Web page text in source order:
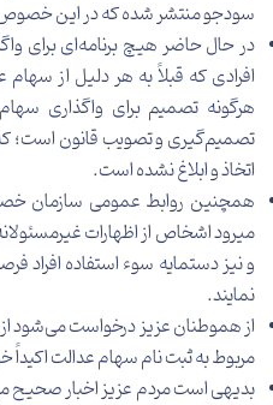
سودجو منتشر شده که در این خصوص
در حال حاضر هیچ برنامه‌­ای برای
افرادی که قبلاً به هر دلیل از سهام
هرگونه تصمیم برای واگذاری
تصمیم‌گیری و تصویب قانون است؛
اتخاذ و ابلاغ نشده است.
همچنین روابط عمومی سازمان
می­رود اشخاص از اظهارات
و نیز دستمایه سوء استفاده
نمایند.
از هموطنان عزیز درخواست می‌­شود از
مربوط به ثبت نام سهام عدالت اکیداً
بدیهی است مردم عزیز اخبار صحیح